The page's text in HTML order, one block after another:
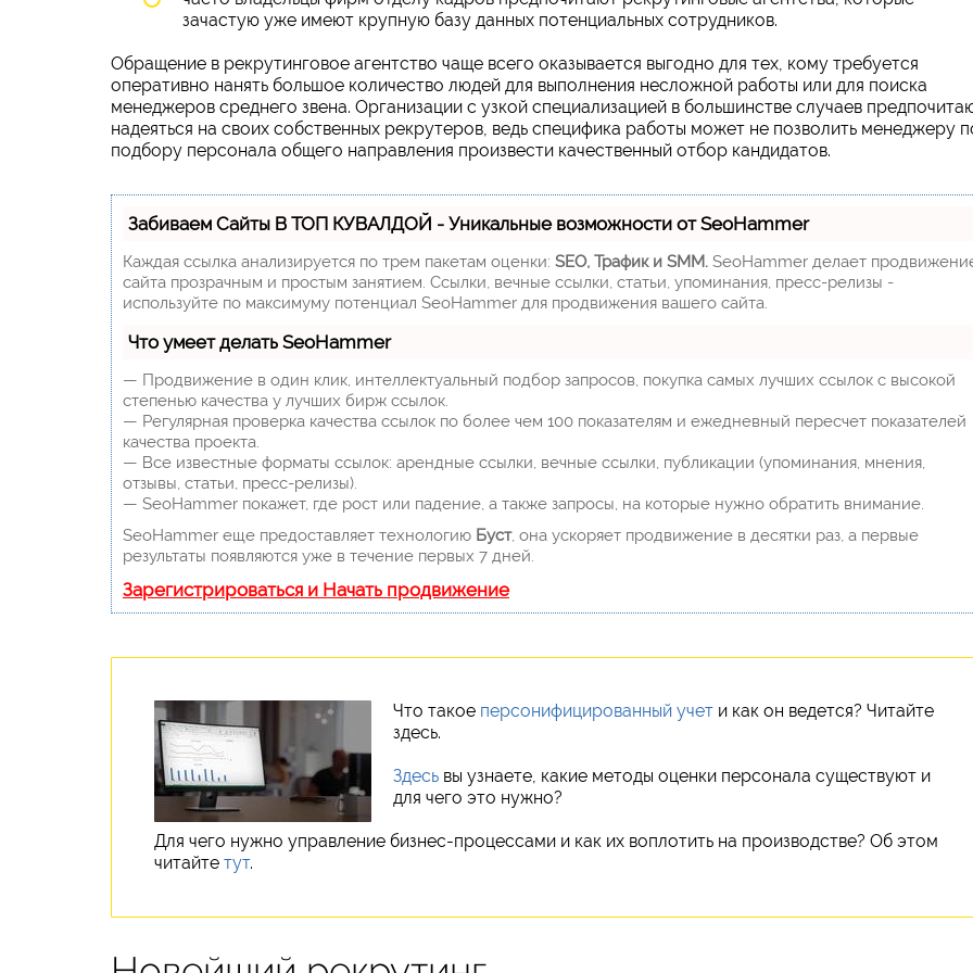
зачастую уже имеют крупную базу данных потенциальных сотрудников.
Обращение в рекрутинговое агентство чаще всего оказывается выгодно для тех, кому требуется
оперативно нанять большое количество людей для выполнения несложной работы или для поиска
менеджеров среднего звена. Организации с узкой специализацией в большинстве случаев
надеяться на своих собственных рекрутеров, ведь специфика работы может не позволить менеджеру
подбору персонала общего направления произвести качественный отбор кандидатов.
Забиваем Сайты В ТОП КУВАЛДОЙ - Уникальные возможности от SeoHammer
Каждая ссылка анализируется по трем пакетам оценки: SEO, Трафик и SMM. SeoHammer делает
сайта прозрачным и простым занятием. Ссылки, вечные ссылки, статьи, упоминания, пресс-релизы -
используйте по максимуму потенциал SeoHammer для продвижения вашего сайта.
Что умеет делать SeoHammer
— Продвижение в один клик, интеллектуальный подбор запросов, покупка самых лучших ссылок с высокой
степенью качества у лучших бирж ссылок.
— Регулярная проверка качества ссылок по более чем 100 показателям и ежедневный пересчет показателей
качества проекта.
— Все известные форматы ссылок: арендные ссылки, вечные ссылки, публикации (упоминания, мнения,
отзывы, статьи, пресс-релизы).
— SeoHammer покажет, где рост или падение, а также запросы, на которые нужно обратить внимание.
SeoHammer еще предоставляет технологию Буст, она ускоряет продвижение в десятки раз, а первые
результаты появляются уже в течение первых 7 дней.
Зарегистрироваться и Начать продвижение
Что такое персонифицированный учет и как он ведется? Читайте
здесь.
Здесь вы узнаете, какие методы оценки персонала существуют и
для чего это нужно?
Для чего нужно управление бизнес-процессами и как их воплотить на производстве? Об этом
читайте тут.